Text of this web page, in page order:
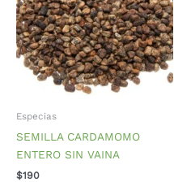
Especias
SEMILLA CARDAMOMO
ENTERO SIN VAINA
$190